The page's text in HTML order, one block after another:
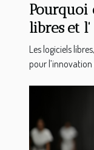
Pourquoi
libres et
Les logiciels
pour